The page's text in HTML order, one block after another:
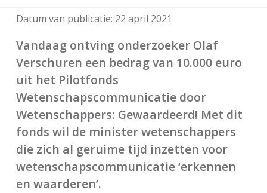
Datum van publicatie: 22 april 2021
Vandaag ontving onderzoeker Olaf
Verschuren een bedrag van 10.000 euro
uit het Pilotfonds
Wetenschapscommunicatie door
Wetenschappers: Gewaardeerd! Met dit
fonds wil de minister wetenschappers
die zich al geruime tijd inzetten voor
wetenschapscommunicatie ‘erkennen
en waarderen’.